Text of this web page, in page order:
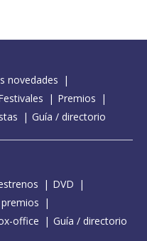
novedades
Premios
Guía / directorio
DVD
office Guía / directorio